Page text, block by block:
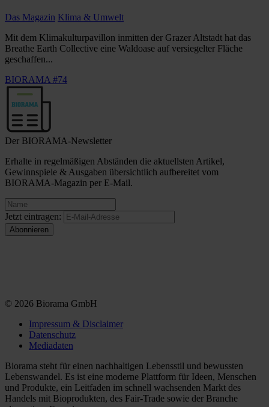
Das Magazin Klima & Umwelt
Mit dem Klimakulturpavillon inmitten der Grazer Altstadt hat das
Breathe Earth Collective eine Waldoase auf versiegelter Fläche
geschaffen...
BIORAMA #74
Der BIORAMA-Newsletter
Erhalte in regelmäßigen Abständen die aktuellsten Artikel,
Gewinnspiele & Ausgaben übersichtlich aufbereitet vom
BIORAMA-Magazin per E-Mail.
Jetzt eintragen:
© 2026 Biorama GmbH
Impressum & Disclaimer
Datenschutz
Mediadaten
Biorama steht für einen nachhaltigen Lebensstil und bewussten
Lebenswandel. Es ist eine moderne Plattform für Ideen, Menschen
und Produkte, ein Leitfaden im schnell wachsenden Markt des
Handels mit Bioprodukten, des Fair-Trade sowie der Branche